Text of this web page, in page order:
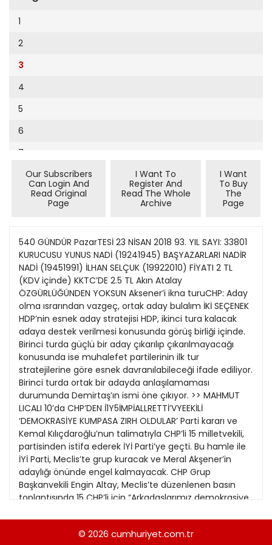
Cumhuriyet Sağlıklı Beslenme
Cumhuriyet Sokak
Cumhuriyet Spor
Cumhuriyet Strateji
Cumhuriyet Tarım
Cumhuriyet Yılbaşı
Çerçeve Eki
Dergi Eki
Ekonomi Eki
Evleniyoruz
Güney Dogu
Kitap Eki
Özel Ekler
Özel Okullar
Sevgililer Günü
Siyaset Eki
Sürdürülebilir yaşam
Turizm Eki
Yerel Yönetimler
1994
1991
1990
1989
1988
1987
1986
1985
1984
1983
1982
1981
1980
9
10
11
12
13
14
15
16
19
20
21
22
23
24
25
26
27
28
29
30
1
2
3
4
5
6
7
11
12
13
14
15
16
17
18
19
20
21
22
23
Our Subscribers
Can Login And
Read Original
Page
I Want To
Register And
Read The Whole
Archive
I Want
To Buy
The
Page
540 GÜNDÜR PazarTESİ 23 NİSAN 2018 93. YIL SAYI: 33801
KURUCUSU YUNUS NADİ (19241945) BAŞYAZARLARI NADİR
NADİ (19451991) İLHAN SELÇUK (19922010) FİYATI 2 TL
(KDV içinde) KKTC’DE 2.5 TL Akın Atalay
ÖZGÜRLÜĞÜNDEN YOKSUN Aksener’i ikna turuCHP: Aday
olma ısrarından vazgeç, ortak aday bulalım İKİ SEÇENEK
HDP’nin esnek aday stratejisi HDP, ikinci tura kalacak
adaya destek verilmesi konusunda görüş birliği içinde.
Birinci turda güçlü bir aday çıkarılıp çıkarılmayacağı
konusunda ise muhalefet partilerinin ilk tur
stratejilerine göre esnek davranılabileceği ifade ediliyor.
Birinci turda ortak bir adayda anlaşılamaması
durumunda Demirtaş’ın ismi öne çıkıyor. >> MAHMUT
LICALI 10’da CHP’DEN İ1Y5İMPİALLRETTİ’VYEEKİLİ
‘DEMOKRASİYE KUMPASA ZIRH OLDULAR’ Parti kararı ve
Kemal Kılıçdaroğlu’nun talimatıyla CHP’li 15 milletvekili,
partisinden istifa ederek İYİ Parti’ye geçti. Bu hamle ile
İYİ Parti, Meclis’te grup kuracak ve Meral Akşener’in
adaylığı önünde engel kalmayacak. CHP Grup
Başkanvekili Engin Altay, Meclis’te düzenlenen basın
toplantısında 15 CHP’li için “Arkadaşlarımız demokrasiye
ÖNGEL 6’da baş döndürücü trafik 24 Haziran’DAKİ
baskın seçim kararının ardından CHP ile İYİ Parti
© 2026 cumhuriyet.com.tr